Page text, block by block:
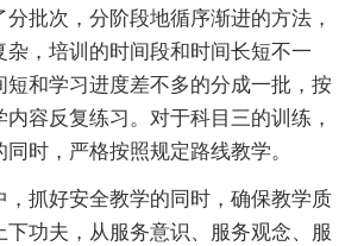
批次，分阶段地循序渐进的方法，
杂，培训的时间段和时间长短不一
短和学习进度差不多的分成一批，按
容反复练习。对于科目三的训练，
时，严格按照规定路线教学。
，抓好安全教学的同时，确保教学质
下功夫，从服务意识、服务观念、服